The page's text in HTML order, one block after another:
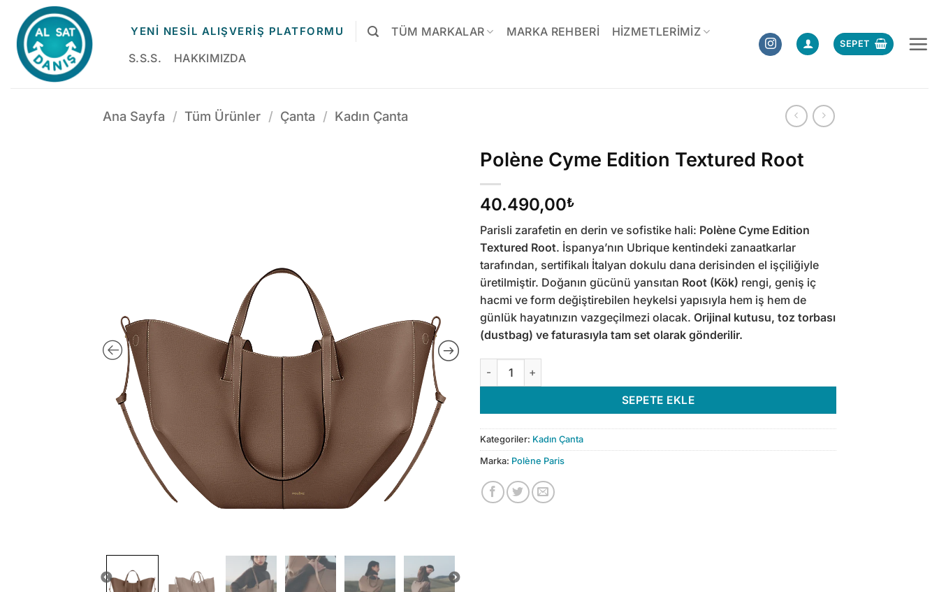
İçeriğe
YENİ NESİL ALIŞVERİŞ PLATFORMU TÜM MARKALAR MARKA REHBERI
HIZMETLERIMIZ
S.S.S.
HAKKIMIZDA
SEPET
Ana Sayfa / Tüm Ürünler / Çanta / Kadın Çanta
Polène Cyme Edition Textured Root
40.490,00₺
Parisli zarafetin en derin ve sofistike hali: Polène Cyme Edition
Textured Root. İspanya’nın Ubrique kentindeki zanaatkarlar
tarafından, sertifikalı İtalyan dokulu dana derisinden el işçiliğiyle
üretilmiştir. Doğanın gücünü yansıtan Root (Kök) rengi, geniş iç
hacmi ve form değiştirebilen heykelsi yapısıyla hem iş hem de
günlük hayatınızın vazgeçilmezi olacak. Orijinal kutusu, toz torbası
(dustbag) ve faturasıyla tam set olarak gönderilir.
Polène Cyme Edition Textured Root adet
SEPETE EKLE
Kategoriler: Kadın Çanta
Marka: Polène Paris